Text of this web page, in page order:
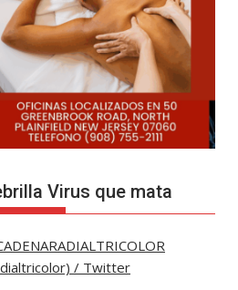
Virus que mata
/ Twitter